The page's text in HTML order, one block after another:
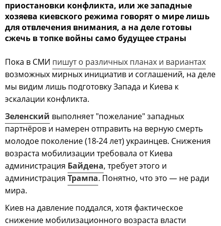
приостановки конфликта, или же западные
хозяева киевского режима говорят о мире лишь
для отвлечения внимания, а на деле готовы
сжечь в топке войны само будущее страны
Пока в СМИ пишут о различных планах и вариантах
возможных мирных инициатив и соглашений, на деле
мы видим лишь подготовку Запада и Киева к
эскалации конфликта.
Зеленский выполняет "пожелание" западных
партнёров и намерен отправить на верную смерть
молодое поколение (18-24 лет) украинцев. Снижения
возраста мобилизации требовала от Киева
администрация Байдена, требует этого и
администрация Трампа. Понятно, что это — не ради
мира.
Киев на давление поддался, хотя фактическое
снижение мобилизационного возраста власти